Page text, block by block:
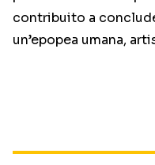
contribuito a
un’epopea umana,